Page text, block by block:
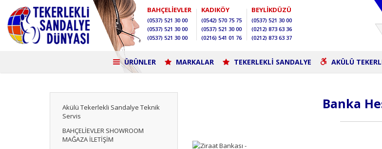
BAHÇELİEVLER
(0537) 521 30 00
(0537) 521 30 00
(0537) 521 30 00
KADIKÖY
(0542) 570 75 75
(0537) 521 30 00
(0216) 541 01 76
BEYLİKDÜZÜ
(0537) 521 30 00
(0212) 873 63 36
(0212) 873 63 37
ÜRÜNLER MARKALAR TEKERLEKLİ SANDALYE AKÜLÜ
Akülü Tekerlekli Sandalye Teknik
Servis
BAHÇELİEVLER SHOWROOM
MAĞAZA İLETİŞİM
Banka